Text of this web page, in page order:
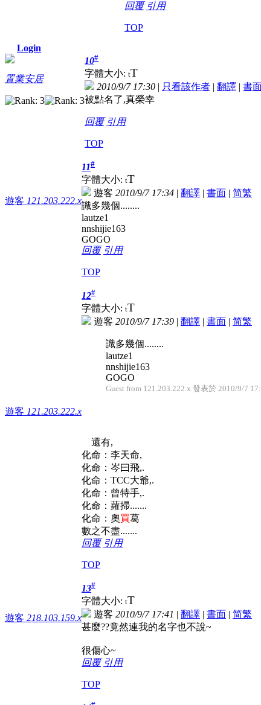
回覆 引用
TOP
Login
置業安居
10#
字體大小: tT
2010/9/7 17:30 | 只看該作者 | 翻譯 | 書
被點名了,真榮幸
回覆 引用
TOP
遊客 121.203.222.x
11#
字體大小: tT
遊客 2010/9/7 17:34 | 翻譯 | 書面 | 简繁
識多幾個........
lautze1
nnshijie163
GOGO
回覆 引用
TOP
遊客 121.203.222.x
12#
字體大小: tT
遊客 2010/9/7 17:39 | 翻譯 | 書面 | 简繁
識多幾個........
lautze1
nnshijie163
GOGO
Guest from 121.203.222.x 發表於 2010/9/7
還有,
化命：李天命,
化命：岑曰飛,.
化命：TCC大爺,.
化命：曾特手,.
化命：蘿掃.......
化命：奧買葛
數之不盡.......
回覆 引用
TOP
遊客 218.103.159.x
13#
字體大小: tT
遊客 2010/9/7 17:41 | 翻譯 | 書面 | 简繁
甚麼??竟然連我的名字也不說~
很傷心~
回覆 引用
TOP